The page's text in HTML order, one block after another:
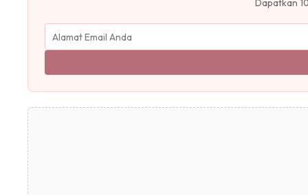
Dapatkan